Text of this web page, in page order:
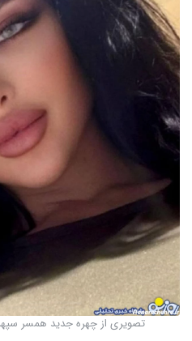
تصویری از چهره جدید همسر